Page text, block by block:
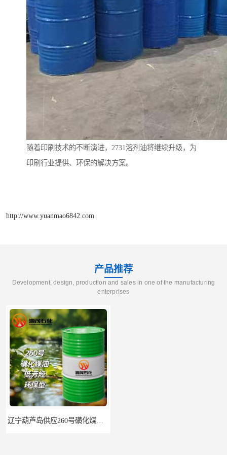
随着印刷技术的不断演进，2731溶剂油将继续升级，为
印刷行业提供、环保的解决方案。
http://www.yuanmao6842.com
产品推荐
Development, design, production and sales in one of the manufacturing
enterprises